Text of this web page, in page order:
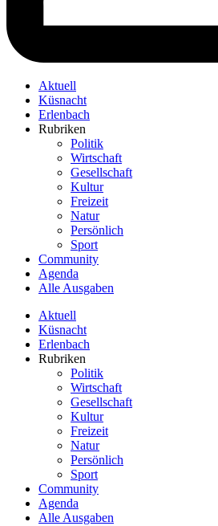
Aktuell
Küsnacht
Erlenbach
Rubriken
Politik
Wirtschaft
Gesellschaft
Kultur
Freizeit
Natur
Persönlich
Sport
Community
Agenda
Alle Ausgaben
Aktuell
Küsnacht
Erlenbach
Rubriken
Politik
Wirtschaft
Gesellschaft
Kultur
Freizeit
Natur
Persönlich
Sport
Community
Agenda
Alle Ausgaben